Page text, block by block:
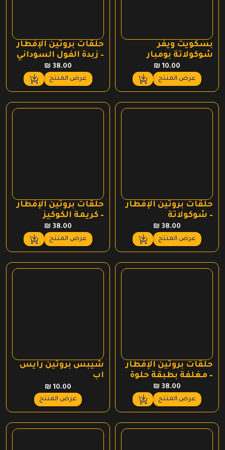
بسكويت ويفر
شوكولاتة بومبار
₪ 10.00
عرض المنتج
حلقات بروتين الإفطار
– زبدة الفول السوداني
₪ 38.00
عرض المنتج
حلقات بروتين الإفطار
– شوكولاتة
₪ 38.00
عرض المنتج
حلقات بروتين الإفطار
– كريمة الكوكيز
₪ 38.00
عرض المنتج
حلقات بروتين الإفطار
– مغلفة بطبقة حلوة
₪ 38.00
عرض المنتج
شيبس بروتين رايس
اب
₪ 10.00
عرض المنتج